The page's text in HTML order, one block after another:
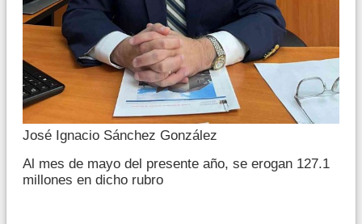
José Ignacio Sánchez González
Al mes de mayo del presente año, se erogan 127.1
millones en dicho rubro